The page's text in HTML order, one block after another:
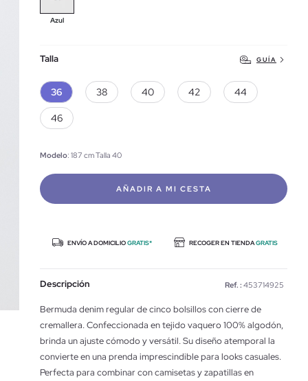
Azul
Talla GUÍA
36 38 40 42 44
46
Modelo: 187 cm Talla 40
AÑADIR A MI CESTA
ENVÍO A DOMICILIOGRATIS* RECOGER EN TIENDAGRATIS
Descripción Ref. : 453714925
Bermuda denim regular de cinco bolsillos con cierre de
cremallera. Confeccionada en tejido vaquero 100% algodón,
brinda un ajuste cómodo y versátil. Su diseño atemporal la
convierte en una prenda imprescindible para looks casuales.
Perfecta para combinar con camisetas y zapatillas en